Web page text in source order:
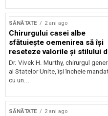
SĂNĂTATE 2 ani ago
Chirurgului casei albe
sfătuiește oemenirea să își
reseteze valorile și stilului
viață
Dr. Vivek H. Murthy, chirurgul
al Statelor Unite, își încheie
cu un...
SĂNĂTATE 2 ani ago